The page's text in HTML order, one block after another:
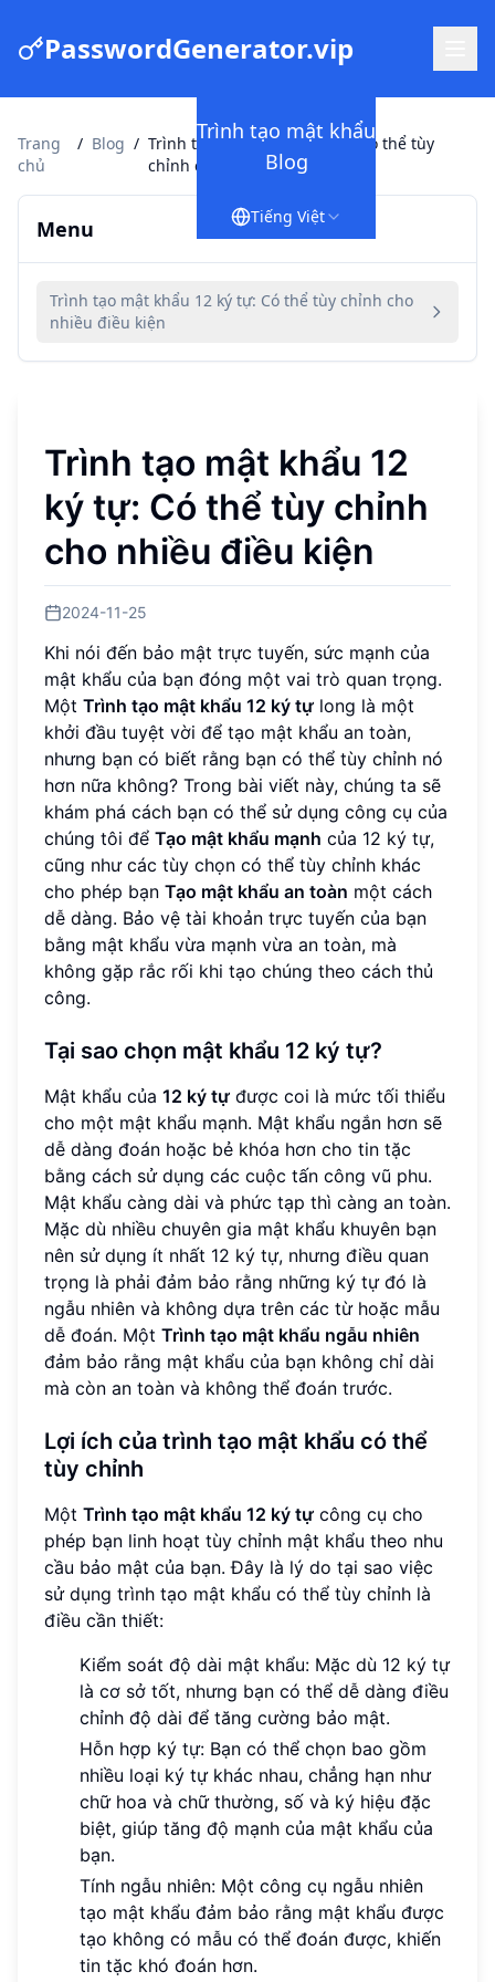
PasswordGenerator.vip
Trình tạo mật khẩu
Blog
Tiếng Việt
Trang
chủ
/ Blog / Trình tạo mật khẩu 12 ký tự: Có thể tùy
chỉnh cho nhiều điều kiện
Menu
Trình tạo mật khẩu 12 ký tự: Có thể tùy chỉnh cho
nhiều điều kiện
Trình tạo mật khẩu 12
ký tự: Có thể tùy chỉnh
cho nhiều điều kiện
2024-11-25
Khi nói đến bảo mật trực tuyến, sức mạnh của
mật khẩu của bạn đóng một vai trò quan trọng.
Một Trình tạo mật khẩu 12 ký tự long là một
khởi đầu tuyệt vời để tạo mật khẩu an toàn,
nhưng bạn có biết rằng bạn có thể tùy chỉnh nó
hơn nữa không? Trong bài viết này, chúng ta sẽ
khám phá cách bạn có thể sử dụng công cụ của
chúng tôi để Tạo mật khẩu mạnh của 12 ký tự,
cũng như các tùy chọn có thể tùy chỉnh khác
cho phép bạn Tạo mật khẩu an toàn một cách
dễ dàng. Bảo vệ tài khoản trực tuyến của bạn
bằng mật khẩu vừa mạnh vừa an toàn, mà
không gặp rắc rối khi tạo chúng theo cách thủ
công.
Tại sao chọn mật khẩu 12 ký tự?
Mật khẩu của 12 ký tự được coi là mức tối thiểu
cho một mật khẩu mạnh. Mật khẩu ngắn hơn sẽ
dễ dàng đoán hoặc bẻ khóa hơn cho tin tặc
bằng cách sử dụng các cuộc tấn công vũ phu.
Mật khẩu càng dài và phức tạp thì càng an toàn.
Mặc dù nhiều chuyên gia mật khẩu khuyên bạn
nên sử dụng ít nhất 12 ký tự, nhưng điều quan
trọng là phải đảm bảo rằng những ký tự đó là
ngẫu nhiên và không dựa trên các từ hoặc mẫu
dễ đoán. Một Trình tạo mật khẩu ngẫu nhiên
đảm bảo rằng mật khẩu của bạn không chỉ dài
mà còn an toàn và không thể đoán trước.
Lợi ích của trình tạo mật khẩu có thể
tùy chỉnh
Một Trình tạo mật khẩu 12 ký tự công cụ cho
phép bạn linh hoạt tùy chỉnh mật khẩu theo nhu
cầu bảo mật của bạn. Đây là lý do tại sao việc
sử dụng trình tạo mật khẩu có thể tùy chỉnh là
điều cần thiết:
Kiểm soát độ dài mật khẩu: Mặc dù 12 ký tự
là cơ sở tốt, nhưng bạn có thể dễ dàng điều
chỉnh độ dài để tăng cường bảo mật.
Hỗn hợp ký tự: Bạn có thể chọn bao gồm
nhiều loại ký tự khác nhau, chẳng hạn như
chữ hoa và chữ thường, số và ký hiệu đặc
biệt, giúp tăng độ mạnh của mật khẩu của
bạn.
Tính ngẫu nhiên: Một công cụ ngẫu nhiên
tạo mật khẩu đảm bảo rằng mật khẩu được
tạo không có mẫu có thể đoán được, khiến
tin tặc khó đoán hơn.